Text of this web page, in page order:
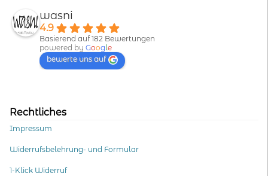
wasni
4.9
Basierend auf 182 Bewertungen
powered by Goog le
bewerte uns auf
Rechtliches
Impressum
Widerrufsbelehrung- und Formular
1-Klick Widerruf